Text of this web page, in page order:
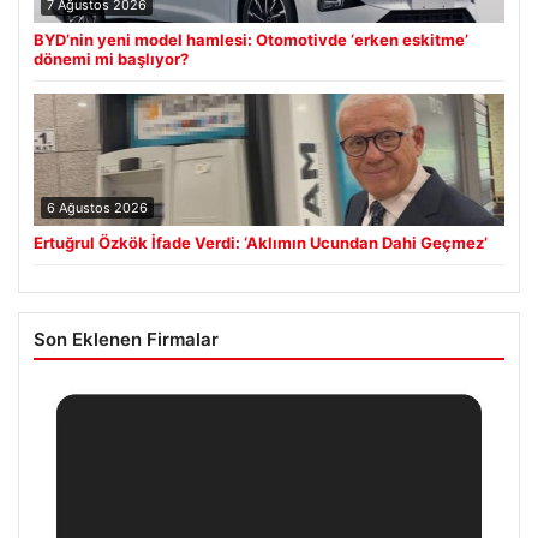
7 Ağustos 2026
BYD’nin yeni model hamlesi: Otomotivde ‘erken eskitme’
dönemi mi başlıyor?
6 Ağustos 2026
Ertuğrul Özkök İfade Verdi: ‘Aklımın Ucundan Dahi Geçmez’
Son Eklenen Firmalar